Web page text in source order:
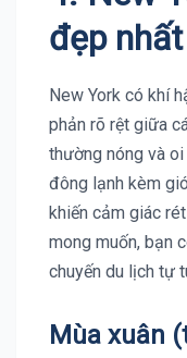
đẹp nhất
New York có khí
phản rõ rệt giữa
thường nóng và
đông lạnh kèm
khiến cảm giác
mong muốn, bạn
chuyến du lịch tự
Mùa xuân